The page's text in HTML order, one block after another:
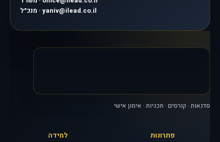
מנכ״ל · yaniv@ilead.co.il
סדנאות · קורסים · תכניות · אימון אישי
פתרונות
למידה